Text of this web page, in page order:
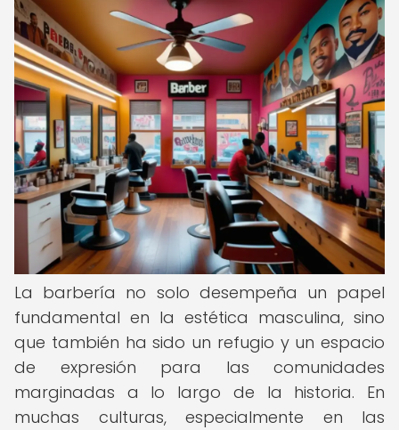
La barbería no solo desempeña un papel
fundamental en la estética masculina, sino
que también ha sido un refugio y un espacio
de expresión para las comunidades
marginadas a lo largo de la historia. En
muchas culturas, especialmente en las